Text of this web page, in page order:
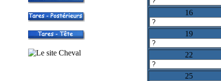
16
19
22
25